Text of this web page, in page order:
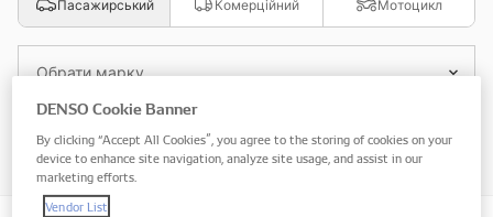
Пасажирський Комерційний Мотоцикл
Обрати марку
Обрати модель
DENSO Cookie Banner
By clicking “Accept All Cookies”, you agree to the storing of cookies on your
device to enhance site navigation, analyze site usage, and assist in our
marketing efforts.
Vendor List